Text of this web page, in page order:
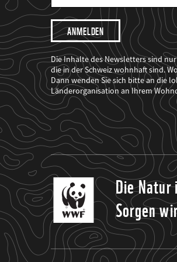
Mail
Adresse
Ich
möchte,
dass
der
WWF
mich
über
seine
Projekte
informiert.
Die Inhalte des Newsletters sind
die in der Schweiz wohnhaft sind.
Dann wenden Sie sich bitte an die
Länderorganisation an Ihrem
Die Natur
Sorgen